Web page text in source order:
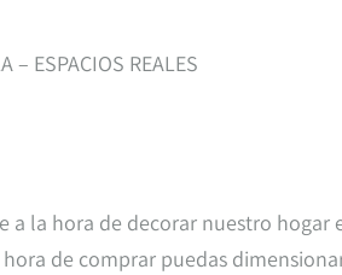
– ESPACIOS REALES
a la hora de decorar nuestro hogar
de comprar puedas